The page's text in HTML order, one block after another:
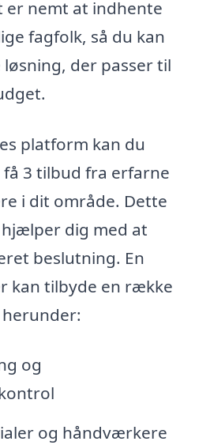
nemt at indhente
fagfolk, så du kan
der passer til
platform kan du
3 tilbud fra erfarne
i dit område. Dette
dig med at
beslutning. En
kan tilbyde en række
og
og håndværkere